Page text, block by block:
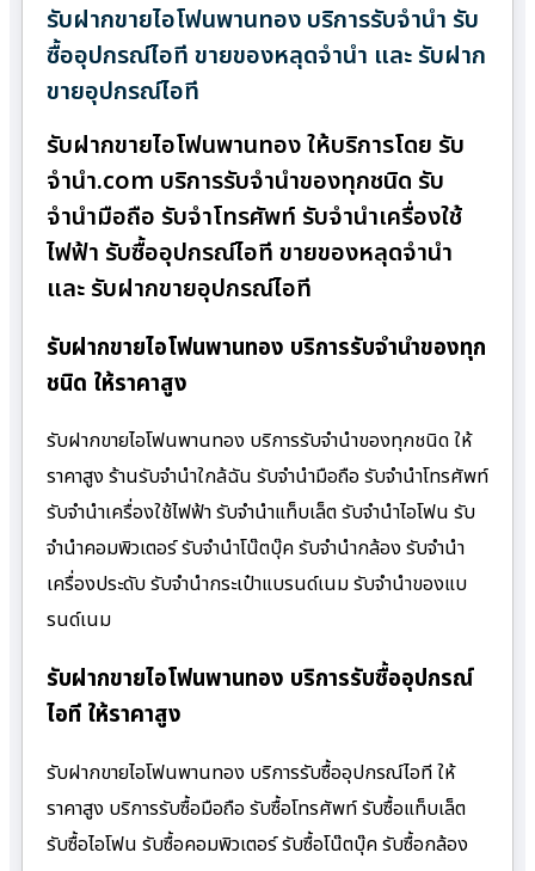
รับฝากขายไอโฟนพานทอง บริการรับจำนำ รับ
ซื้ออุปกรณ์ไอที ขายของหลุดจำนำ และ รับฝาก
ขายอุปกรณ์ไอที
รับฝากขายไอโฟนพานทอง ให้บริการโดย รับ
จํานํา.com บริการรับจำนำของทุกชนิด รับ
จำนำมือถือ รับจำโทรศัพท์ รับจำนำเครื่องใช้
ไฟฟ้า รับซื้ออุปกรณ์ไอที ขายของหลุดจำนำ
และ รับฝากขายอุปกรณ์ไอที
รับฝากขายไอโฟนพานทอง บริการรับจำนำของทุก
ชนิด ให้ราคาสูง
รับฝากขายไอโฟนพานทอง บริการรับจำนำของทุกชนิด ให้
ราคาสูง ร้านรับจํานําใกล้ฉัน รับจำนำมือถือ รับจำนำโทรศัพท์
รับจำนำเครื่องใช้ไฟฟ้า รับจำนำแท็บเล็ต รับจำนำไอโฟน รับ
จำนำคอมพิวเตอร์ รับจำนำโน๊ตบุ๊ค รับจำนำกล้อง รับจำนำ
เครื่องประดับ รับจำนำกระเป๋าแบรนด์เนม รับจำนำของแบ
รนด์เนม
รับฝากขายไอโฟนพานทอง บริการรับซื้ออุปกรณ์
ไอที ให้ราคาสูง
รับฝากขายไอโฟนพานทอง บริการรับซื้ออุปกรณ์ไอที ให้
ราคาสูง บริการรับซื้อมือถือ รับซื้อโทรศัพท์ รับซื้อแท็บเล็ต
รับซื้อไอโฟน รับซื้อคอมพิวเตอร์ รับซื้อโน๊ตบุ๊ค รับซื้อกล้อง